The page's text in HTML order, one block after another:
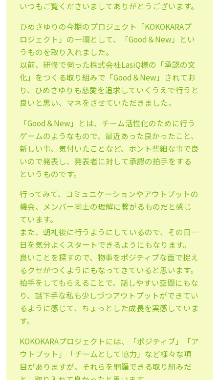
いつもご覧くださいましてありがとうございます。
ひめさゆりの今期のプロジェクト「KOKOKARAプ
ロジェクト」の一環として、「Good＆New」とい
うものを取り入れました。
以前、研修で伺った株式会社LasiQ様の「承認の文
化」をつくる取り組みで「Good＆New」されてお
り、ひめさゆりも慈愛を追求していくうえで行うと
良いと思い、マネをさせていただきました。
「Good＆New」とは、チーム活性化のために行う
ゲームのようなもので、最近あった良かったこと、
新しい事、気付いたことなど、ホント些細な事で良
いので発表し、発表者に対して承認の拍手をする
というものです。
行ってみて、コミュニケーションやアウトプットの
機会、メンバー同士の理解に繋がるものだと感じ
ています。
また、朝礼後に行うようにしているので、その日一
日を気分よくスタートできるようにもなります。
良いことを探すので、物事をポジティブな面で捉え
るクセがつくようにもなってきていると思います。
拍手をしてもらえることで、話しやすい空間にもな
り、話下手な私も少しづつアウトプットができてい
るように感じて、ちょっとした成長を実感していま
す。
KOKOKARAプロジェクトには、「ポジティブ」「ア
ウトプット」「チームとして協力」など様々な項
目がありますが、それらを網羅できる取り組みだ